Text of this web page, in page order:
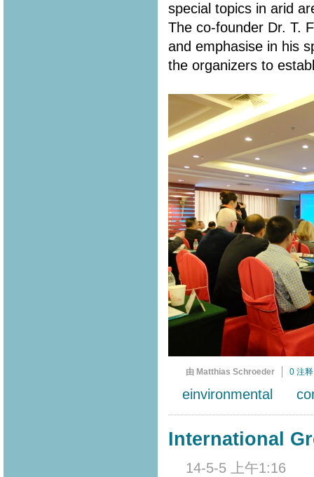
special topics in arid
The co-founder Dr. T.
and emphasise in his
the organizers to
由 Matthias Schroeder 0 注释
einvironmental
International
14-5-5 上午1:16